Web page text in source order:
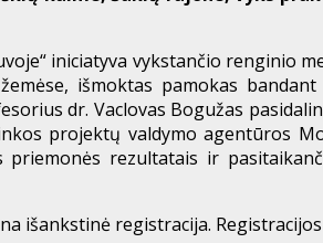
iniciatyva vykstančio renginio
išmoktas pamokas
dr. Vaclovas Bogužas
projektų valdymo agentūros
rezultatais ir
išankstinė registracija.